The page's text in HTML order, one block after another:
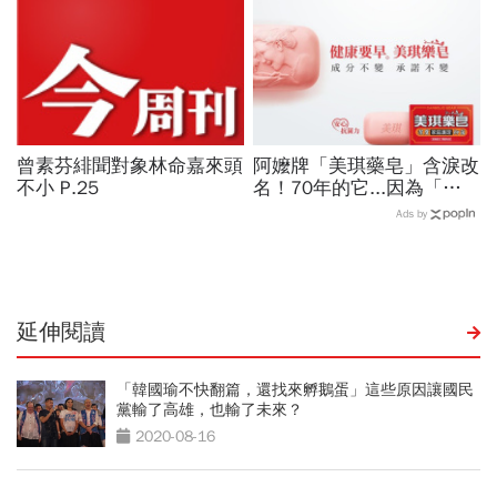
曾素芬緋聞對象林命嘉來頭
不小 P.25
阿嬤牌「美琪藥皂」含淚改
名！70年的它...因為「一
Ads by
延伸閱讀
「韓國瑜不快翻篇，還找來孵鵝蛋」這些原因讓國民
黨輸了高雄，也輸了未來？
2020-08-16